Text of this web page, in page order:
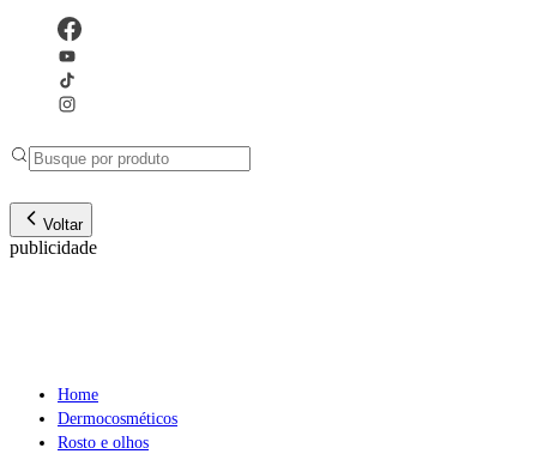
Voltar
publicidade
Home
Dermocosméticos
Rosto e olhos